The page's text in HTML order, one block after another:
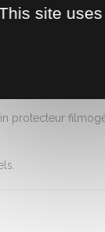
protecteur
site